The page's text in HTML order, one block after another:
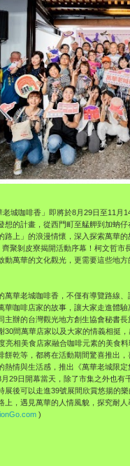
城咖啡香」 即將於8月29日至11月
想的計畫， 從西門町至艋舺到加蚋仔
路上」的浪漫情懷， 深入探索萬華的
齊聚剝皮寮揭開活動序幕！柯文哲市
動萬華的文化觀光，更需要這些地方
萬華老城咖啡香，不僅有導覽路線、
咖啡店家的故事， 讓大家走進體驗
主辦的台灣觀光地方創生協會秘書長
30間萬華店家以及大家的情義相挺，
亮相美食店家融合咖啡元素的美食料
餅乾等，都將在活動期間驚喜推出，
熱情與生活感，推出《萬華老城限定
月29日開幕當天，除了市集之外也有
展後可以走進39號展間欣賞悠揚的樂
，遇見萬華的人情風貌， 探究耐人
)